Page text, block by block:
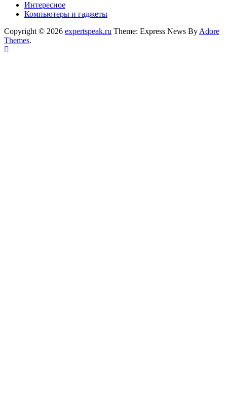
Интересное
Компьютеры и гаджеты
Copyright © 2026 expertspeak.ru Theme: Express News By Adore
Themes.